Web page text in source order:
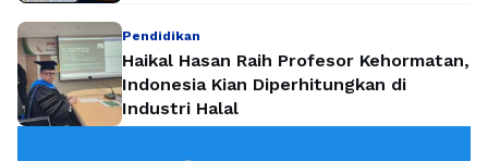
Pendidikan
Haikal Hasan Raih Profesor Kehormatan,
Indonesia Kian Diperhitungkan di
Industri Halal